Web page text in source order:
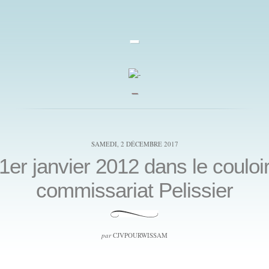
-
_
SAMEDI, 2 DÉCEMBRE 2017
janvier 2012 dans le
commissariat Pelissier
parCJVPOURWISSAM